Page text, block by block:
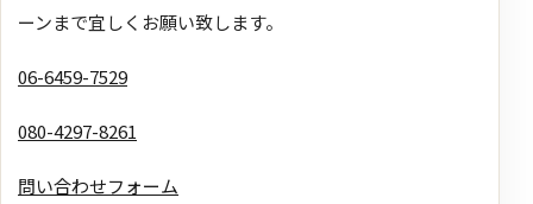
ーンまで宜しくお願い致します。
06-6459-7529
080-4297-8261
問い合わせフォーム